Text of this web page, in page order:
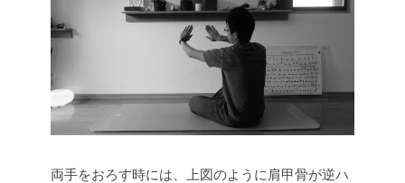
両手をおろす時には、上図のように肩甲骨が逆ハ